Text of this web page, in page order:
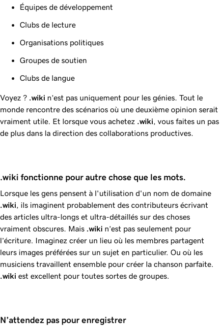
Équipes de développement
Clubs de lecture
Organisations politiques
Groupes de soutien
Clubs de langue
Voyez ? .wiki n’est pas uniquement pour les génies. Tout le
monde rencontre des scénarios où une deuxième opinion serait
vraiment utile. Et lorsque vous achetez .wiki , vous faites un pas
de plus dans la direction des collaborations productives.
.wiki fonctionne pour autre chose que les mots.
Lorsque les gens pensent à l'utilisation d'un nom de domaine
.wiki , ils imaginent probablement des contributeurs écrivant
des articles ultra-longs et ultra-détaillés sur des choses
vraiment obscures. Mais .wiki n’est pas seulement pour
l’écriture. Imaginez créer un lieu où les membres partagent
leurs images préférées sur un sujet en particulier. Ou où les
musiciens travaillent ensemble pour créer la chanson parfaite.
.wiki est excellent pour toutes sortes de groupes.
N’attendez pas pour enregistrer